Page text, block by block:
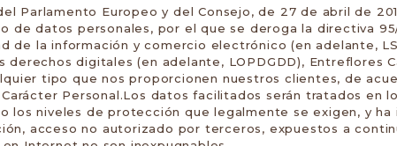
Parlamento Europeo y del Consejo, de 27 de abril de
datos personales, por el que se deroga la directiva
de la información y comercio electrónico (en adelante,
digitales (en adelante, LOPDGDD), Entreflores
tipo que nos proporcionen nuestros clientes, de
Personal.Los datos facilitados serán tratados en
los niveles de protección que legalmente se exigen, y
acceso no autorizado por terceros, expuestos a